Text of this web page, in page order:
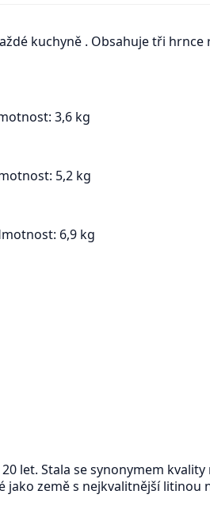
kuchyně . Obsahuje tři hrnce
3,6 kg
5,2 kg
6,9 kg
let. Stala se synonymem kvality
jako země s nejkvalitnější litinou